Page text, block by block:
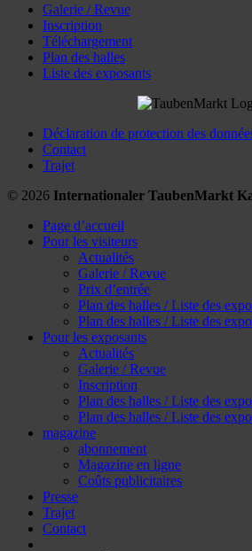
Galerie / Revue
Inscription
Téléchargement
Plan des halles
Liste des exposants
Déclaration de protection des
Contact
Trajet
© 2026 Internationaler TaubenMarkt
Page d’accueil
Pour les visiteurs
Actualités
Galerie / Revue
Prix d’entrée
Plan des halles / Liste des
Plan des halles / Liste des
Pour les exposants
Actualités
Galerie / Revue
Inscription
Plan des halles / Liste des
Plan des halles / Liste des
magazine
abonnement
Magazine en ligne
Coûts publicitaires
Presse
Trajet
Contact